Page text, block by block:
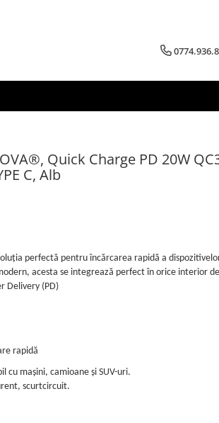
Quick Charge PD 20W
C, Alb
perfectă pentru încărcarea rapidă a
acesta se integrează perfect în orice interior
Delivery (PD)
rapidă
cu mașini, camioane și SUV-uri.
scurtcircuit.